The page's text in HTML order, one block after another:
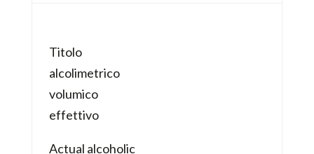
Titolo
alcolimetrico
volumico
effettivo
Actual alcoholic